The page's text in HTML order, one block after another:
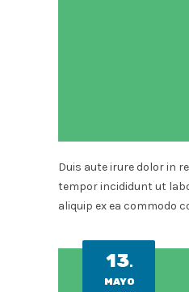
Duis aute irure dolor in
tempor incididunt ut
aliquip ex ea commodo
13.
MAYO